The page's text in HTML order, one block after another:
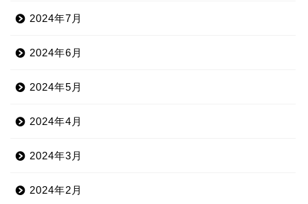
2024年7月
2024年6月
2024年5月
2024年4月
2024年3月
2024年2月